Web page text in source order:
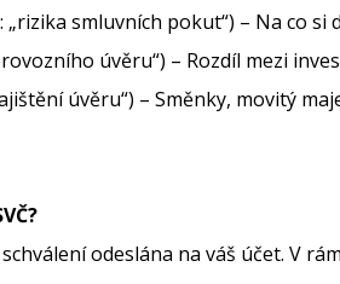
„rizika smluvních pokut“) – Na co
úvěru“) – Rozdíl mezi
úvěru“) – Směnky, movitý
odeslána na váš účet. V